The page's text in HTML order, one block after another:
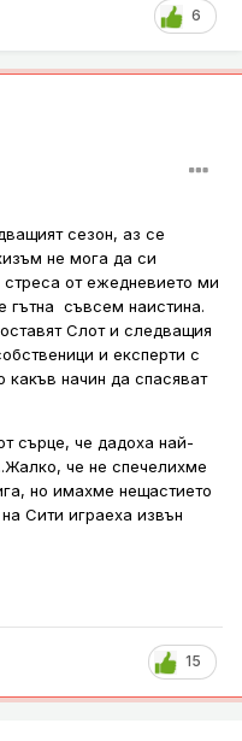
6
сезон, аз се
не мога да си
от ежедневието ми
гътна съвсем наистина.
Слот и следващия
и експерти с
какъв начин да спасяват
сърце, че дадоха най-
че не спечелихме
но имахме нещастието
Сити играеха извън
15